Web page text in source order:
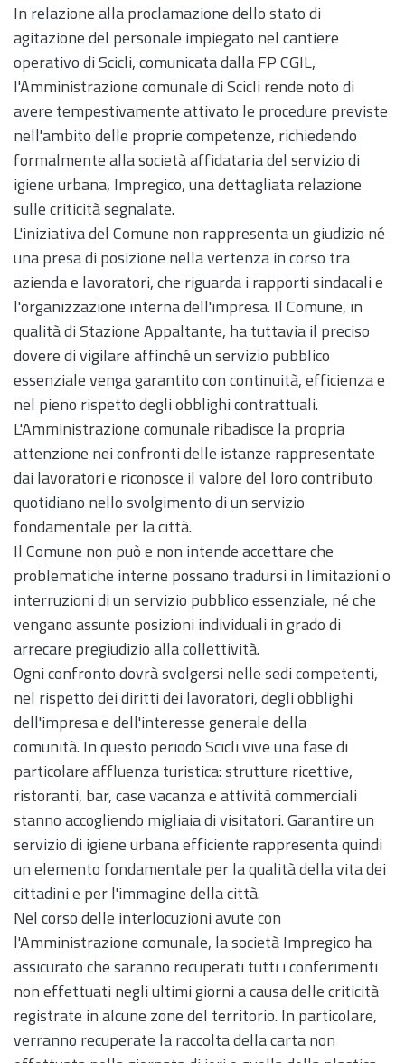
In relazione alla proclamazione dello stato di
agitazione del personale impiegato nel cantiere
operativo di Scicli, comunicata dalla FP CGIL,
l'Amministrazione comunale di Scicli rende noto di
avere tempestivamente attivato le procedure previste
nell'ambito delle proprie competenze, richiedendo
formalmente alla società affidataria del servizio di
igiene urbana, Impregico, una dettagliata relazione
sulle criticità segnalate.
L'iniziativa del Comune non rappresenta un giudizio né
una presa di posizione nella vertenza in corso tra
azienda e lavoratori, che riguarda i rapporti sindacali e
l'organizzazione interna dell'impresa. Il Comune, in
qualità di Stazione Appaltante, ha tuttavia il preciso
dovere di vigilare affinché un servizio pubblico
essenziale venga garantito con continuità, efficienza e
nel pieno rispetto degli obblighi contrattuali.
L'Amministrazione comunale ribadisce la propria
attenzione nei confronti delle istanze rappresentate
dai lavoratori e riconosce il valore del loro contributo
quotidiano nello svolgimento di un servizio
fondamentale per la città.
Il Comune non può e non intende accettare che
problematiche interne possano tradursi in limitazioni o
interruzioni di un servizio pubblico essenziale, né che
vengano assunte posizioni individuali in grado di
arrecare pregiudizio alla collettività.
Ogni confronto dovrà svolgersi nelle sedi competenti,
nel rispetto dei diritti dei lavoratori, degli obblighi
dell'impresa e dell'interesse generale della
comunità. In questo periodo Scicli vive una fase di
particolare affluenza turistica: strutture ricettive,
ristoranti, bar, case vacanza e attività commerciali
stanno accogliendo migliaia di visitatori. Garantire un
servizio di igiene urbana efficiente rappresenta quindi
un elemento fondamentale per la qualità della vita dei
cittadini e per l'immagine della città.
Nel corso delle interlocuzioni avute con
l'Amministrazione comunale, la società Impregico ha
assicurato che saranno recuperati tutti i conferimenti
non effettuati negli ultimi giorni a causa delle criticità
registrate in alcune zone del territorio. In particolare,
verranno recuperate la raccolta della carta non